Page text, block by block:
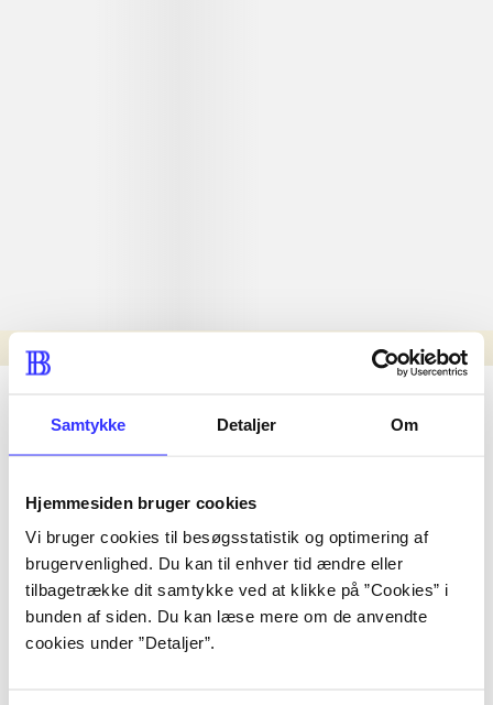
Samtykke Detaljer Om
Hjemmesiden bruger cookies
Vi bruger cookies til besøgsstatistik og optimering af
brugervenlighed. Du kan til enhver tid ændre eller
tilbagetrække dit samtykke ved at klikke på ”Cookies” i
bunden af siden. Du kan læse mere om de anvendte
cookies under ”Detaljer”.
Nyhed
lorem ipsum dolor sit amet ...
lorem ipsum dolor sit amet ...
lorem ipsum dolor sit amet ...
lorem ipsum dolor sit amet ...
lorem ipsum dolor sit amet ...
lorem ipsum dolor sit amet ...